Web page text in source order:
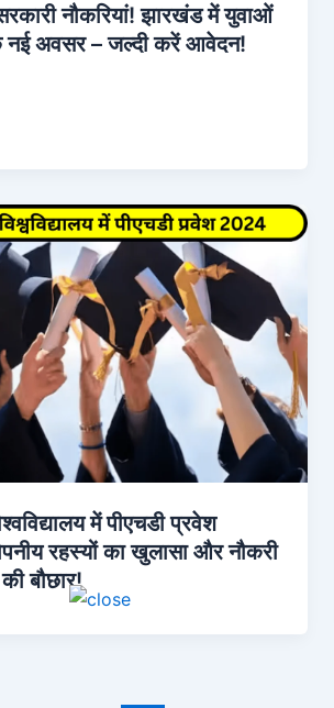
नौकरियां! झारखंड में युवाओं
नई अवसर – जल्दी करें आवेदन!
में पीएचडी प्रवेश
रहस्यों का खुलासा और नौकरी
बौछार!